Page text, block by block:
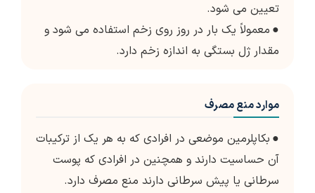
تعیین می شود.
● معمولاً یک بار در روز روی زخم استفاده می شود و
مقدار ژل بستگی به اندازه زخم دارد.
موارد منع مصرف
● بکاپلرمین موضعی در افرادی که به هر یک از ترکیبات
آن حساسیت دارند و همچنین در افرادی که پوست
سرطانی یا پیش سرطانی دارند منع مصرف دارد.